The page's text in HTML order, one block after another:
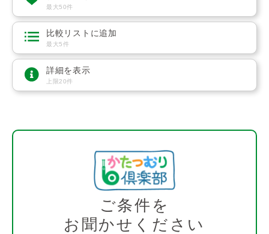
最大50件
比較リストに追加
最大5件
詳細を表示
上限20件
ご条件を
お聞かせください